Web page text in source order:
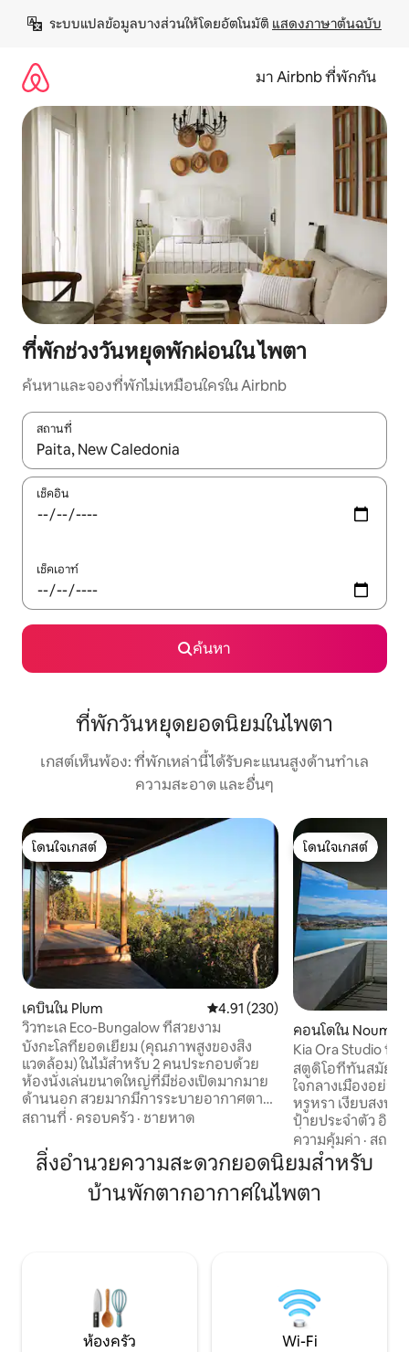
เนื้อหา
ระบบแปลข้อมูลบางส่วนให้โดยอัตโนมัติ แสดงภาษาต้นฉบับ
มา Airbnb ที่พักกัน
ที่พักช่วงวันหยุดพักผ่อนใน ไพตา
ค้นหาและจองที่พักไม่เหมือนใครใน Airbnb
สถานที่
ใช้ลูกศรขึ้นลง หรือใช้การสัมผัสหรือปัด เพื่อสำรวจผลการค้นหา
เช็คอิน
เช็คเอาท์
ค้นหา
ที่พักวันหยุดยอดนิยมในไพตา
เกสต์เห็นพ้อง: ที่พักเหล่านี้ได้รับคะแนนสูงด้านทำเล
ความสะอาด และอื่นๆ
โดนใจเกสต์
โดนใจเกสต์
เคบินใน Plum คะแนนเฉลี่ย 4.91 จาก 5, 230 รีวิว
4.91 (230)
วิวทะเล Eco-Bungalow ที่สวยงาม
บังกะโลที่ยอดเยี่ยม (คุณภาพสูงของสิ่ง
แวดล้อม) ในไม้สำหรับ 2 คนประกอบด้วย
ห้องนั่งเล่นขนาดใหญ่ที่มีช่องเปิดมากมาย
ด้านนอก สวยมากมีการระบายอากาศตาม
ธรรมชาติป่าระบาดและนกมากมายระเบียง
มาที่สวยงามของอ่าวพลัมตั้งแต่
พระอาทิตย์ขึ้นจนถึงพระอาทิตย์ตก ครัวที่
มีหม้อหุงต้มแบบเหนี่ยวนำไมโครเวฟกาต้ม
น้ำเครื่องปิ้งขนมปังตู้เย็นถ้วยชามและ
หาก: โถสุขภัณฑ์แห้งฝักบัวอาบน้ำพร้อมถัง
สามารถใช้ฝักบัวและโถสุขภัณฑ์ "คลาสสิก"
ของบริเวณสระว่ายน้ำได้จัดหาสิ่งที่จำเป็นใน
การแยกขยะบังกะโลที่เต็มไปด้วยพลังงาน
สถานที่ · ครอบครัว · ชายหาด
โดนใจเกสต์
โดนใจเกสต์
คอนโดใน Nouméa
Kia Ora Studio ที่
สตูดิโอที่ทันสมัยแล
ใจกลางเมืองอย่า
หรูหรา เงียบสงบ
ป้ายประจำตัว อินเตอร์คอ
สิ่งอำนวยความส
เหมาะสมและสะด
เดียวหรือคู่รัก มีห้อ
ห้องน้ำ และพื้นที่นอนที่
ความคุ้มค่า · สถาน
สิ่งอำนวยความสะดวกยอดนิยมสำหรับ
บ้านพักตากอากาศในไพตา
ห้องครัว Wi-Fi